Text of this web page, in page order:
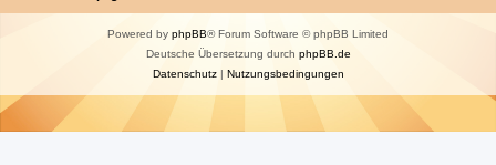
Powered by phpBB® Forum Software © phpBB Limited
Deutsche Übersetzung durch phpBB.de
Datenschutz| Nutzungsbedingungen